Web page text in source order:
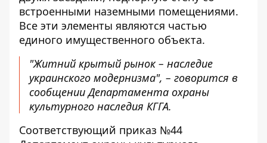
встроенными наземными помещениями.
Все эти элементы являются частью
единого имущественного объекта.
"Житний крытый рынок – наследие
украинского модернизма", – говорится в
сообщении Департамента охраны
культурного наследия КГГА.
Соответствующий приказ №44